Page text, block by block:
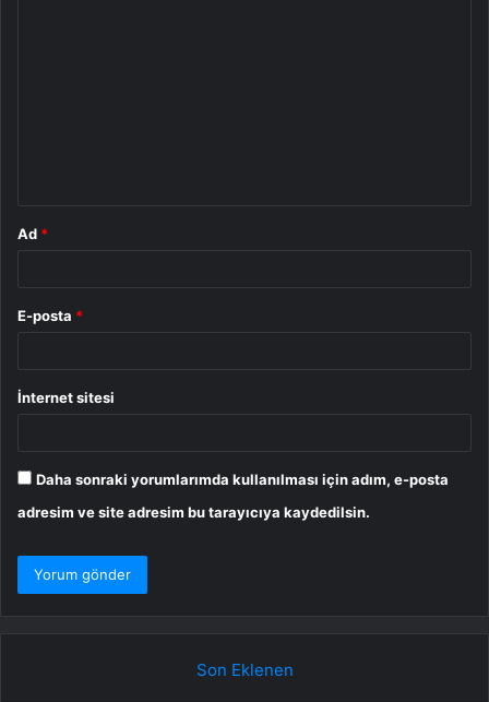
Ad *
E-posta *
İnternet sitesi
Daha sonraki yorumlarımda kullanılması için adım, e-posta
adresim ve site adresim bu tarayıcıya kaydedilsin.
Son Eklenen